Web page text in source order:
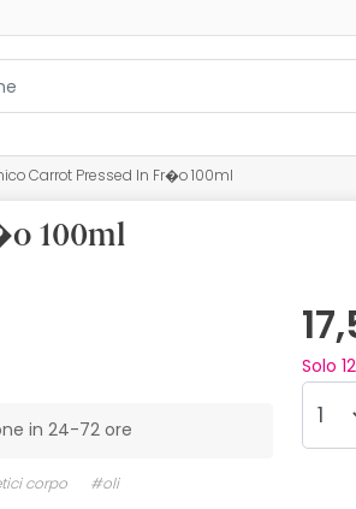
Carrot Pressed In Fr�o 100ml
100ml
Solo 12
in 24-72 ore
corpo #oli